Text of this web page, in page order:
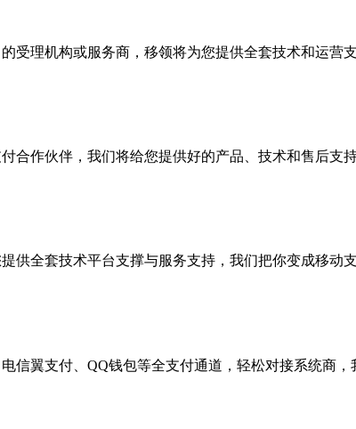
受理机构或服务商，移领将为您提供全套技术和运营
合作伙伴，我们将给您提供好的产品、技术和售后支
供全套技术平台支撑与服务支持，我们把你变成移动支
信翼支付、QQ钱包等全支付通道，轻松对接系统商